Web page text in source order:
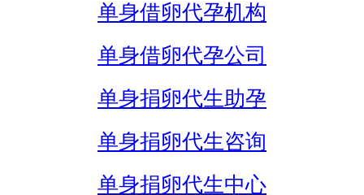
单身借卵代孕机构
单身借卵代孕公司
单身捐卵代生助孕
单身捐卵代生咨询
单身捐卵代生中心